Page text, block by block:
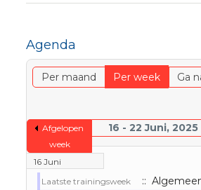
Agenda
Per maand Per week Ga
Afgelopen
week
16 - 22 Juni, 2025
16 Juni
Laatste trainingsweek
::